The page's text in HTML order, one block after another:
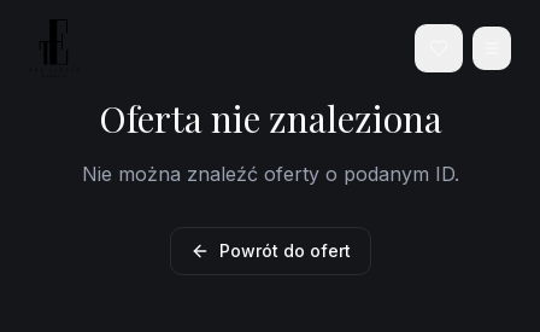
Oferta nie znaleziona
Nie można znaleźć oferty o podanym ID.
Powrót do ofert